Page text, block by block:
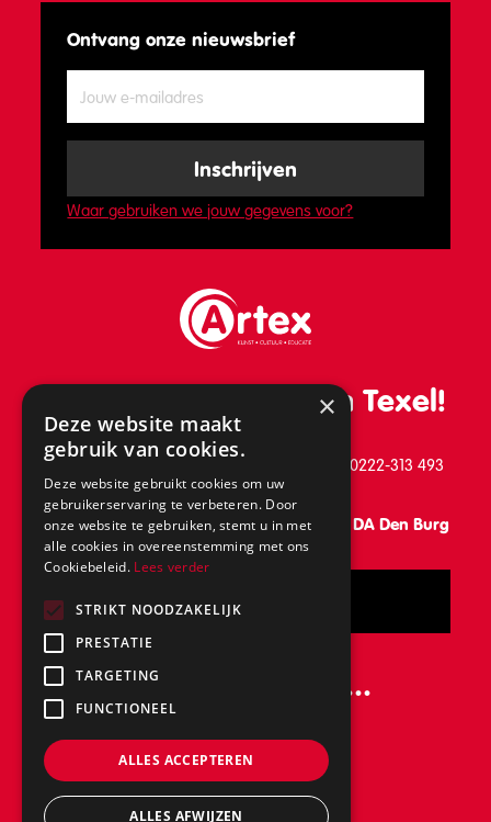
Ontvang onze nieuwsbrief
Waar gebruiken we jouw gegevens voor?
De leukste school van Texel!
Schilderend 39, 1791 BB Den Burg, telefoon: 0222-313 493
Vanaf 31 augustus: Keesomlaan 15, 1791 DA Den Burg
Bel
Volg ons ook op...
×
Deze website maakt
gebruik van cookies.
Deze website gebruikt cookies om uw
gebruikerservaring te verbeteren. Door
onze website te gebruiken, stemt u in met
alle cookies in overeenstemming met ons
Cookiebeleid. Lees verder
STRIKT NOODZAKELIJK
PRESTATIE
TARGETING
FUNCTIONEEL
ALLES ACCEPTEREN
ALLES AFWIJZEN